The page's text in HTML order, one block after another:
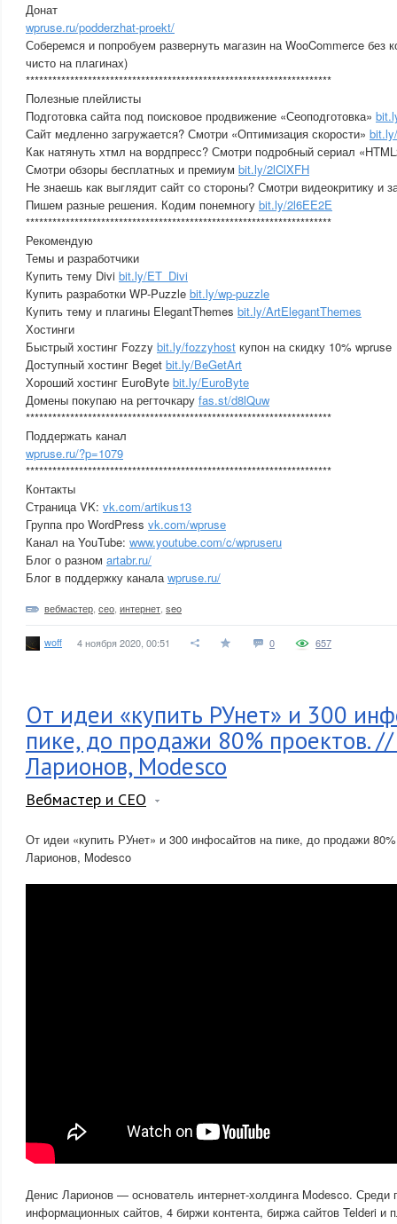
Донат
wpruse.ru/podderzhat-proekt/
Соберемся и попробуем развернуть магазин на WooCommerce без
чисто на плагинах)
*********************************************************************
Полезные плейлисты
Подготовка сайта под поисковое продвижение «Сеоподготовка»
Сайт медленно загружается? Смотри «Оптимизация скорости»
Как натянуть хтмл на вордпресс? Смотри подробный сериал
Смотри обзоры бесплатных и премиум bit.ly/2lClXFH
Не знаешь как выглядит сайт со стороны? Смотри видеокритику и
Пишем разные решения. Кодим понемногу bit.ly/2l6EE2E
*********************************************************************
Рекомендую
Темы и разработчики
Купить тему Divi bit.ly/ET_Divi
Купить разработки WP-Puzzle bit.ly/wp-puzzle
Купить тему и плагины ElegantThemes bit.ly/ArtElegantThemes
Хостинги
Быстрый хостинг Fozzy bit.ly/fozzyhost купон на скидку 10% wpruse
Доступный хостинг Beget bit.ly/BeGetArt
Хороший хостинг EuroByte bit.ly/EuroByte
Домены покупаю на регточкару fas.st/d8lQuw
*********************************************************************
Поддержать канал
wpruse.ru/?p=1079
*********************************************************************
Контакты
Страница VK: vk.com/artikus13
Группа про WordPress vk.com/wpruse
Канал на YouTube: www.youtube.com/c/wpruseru
Блог о разном artabr.ru/
Блог в поддержку каналаwpruse.ru/
вебмастер сео интернет seo
woff 4 ноября 2020, 00:51 0 657
От идеи «купить РУнет» и 300
пике, до продажи 80% проектов.
Ларионов, Modesco
Вебмастер и СЕО
От идеи «купить РУнет» и 300 инфосайтов на пике, до продажи
Ларионов, Modesco
Денис Ларионов — основатель интернет-холдинга Modesco. Среди
информационных сайтов, 4 биржи контента, биржа сайтов Telderi и